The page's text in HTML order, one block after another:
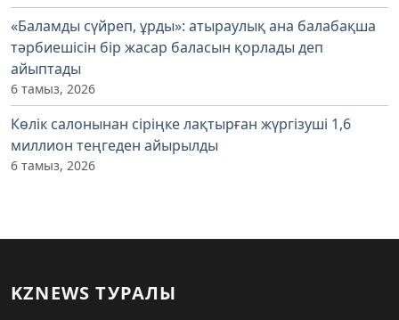
«Баламды сүйреп, ұрды»: атыраулық ана балабақша
тәрбиешісін бір жасар баласын қорлады деп
айыптады
6 тамыз, 2026
Көлік салонынан сіріңке лақтырған жүргізуші 1,6
миллион теңгеден айырылды
6 тамыз, 2026
KZNEWS ТУРАЛЫ